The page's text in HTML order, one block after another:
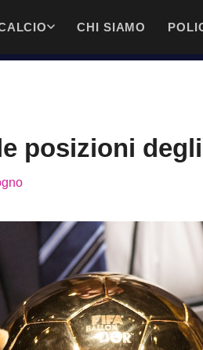
CHI SIAMO
posizioni